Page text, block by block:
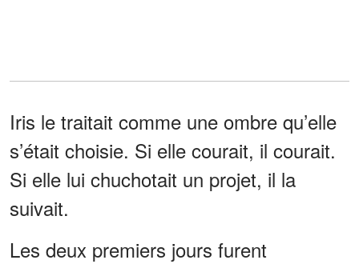
Iris le traitait comme une ombre qu’elle
s’était choisie. Si elle courait, il courait.
Si elle lui chuchotait un projet, il la
suivait.
Les deux premiers jours furent